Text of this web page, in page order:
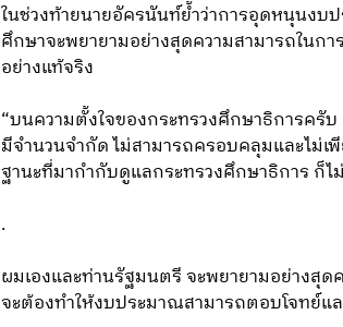
ในช่วงท้ายนายอัครนันท์ย้ำว่าการอุดหนุนงบ
ศึกษาจะพยายามอย่างสุดความสามารถในก
อย่างแท้จริง
“บนความตั้งใจของกระทรวงศึกษาธิการครั
มีจำนวนจำกัด ไม่สามารถครอบคลุมและไม่
ฐานะที่มากำกับดูแลกระทรวงศึกษาธิการ ก็
.
ผมเองและท่านรัฐมนตรี จะพยายามอย่างสุ
จะต้องทำให้งบประมาณสามารถตอบโจทย์แล